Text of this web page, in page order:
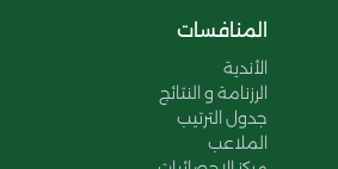
المنافسات
الأندية
الرزنامة و النتائج
جدول الترتيب
الملاعب